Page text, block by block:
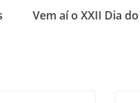
Vem aí o XXII Dia